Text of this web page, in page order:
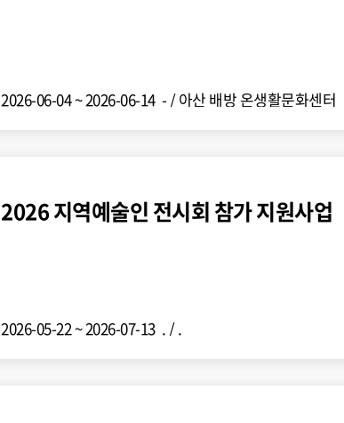
2026-06-04 ~ 2026-06-14 -/아산 배방 온생활문화센터
2026 지역예술인 전시회 참가 지원사업
2026-05-22 ~ 2026-07-13 . /.